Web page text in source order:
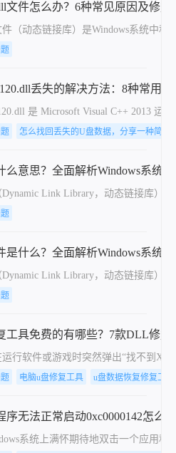
文件怎么办？6种常见原因及修复
（动态链接库）是Windows系统中
丢失的解决方法：8种常用
是 Microsoft Visual C++ 2013 运
怎么找回丢失的U盘数据，分享一种简单
么意思？全面解析Windows系统
Link Library，动态链接库）
是什么？全面解析Windows系统
Link Library，动态链接库）
工具免费的有哪些？7款DLL修复
运行软件或游戏时突然弹出“找不到
电脑u盘修复工具 u盘数据恢复修复工
序无法正常启动0xc0000142怎么
系统上满怀期待地双击一个应用